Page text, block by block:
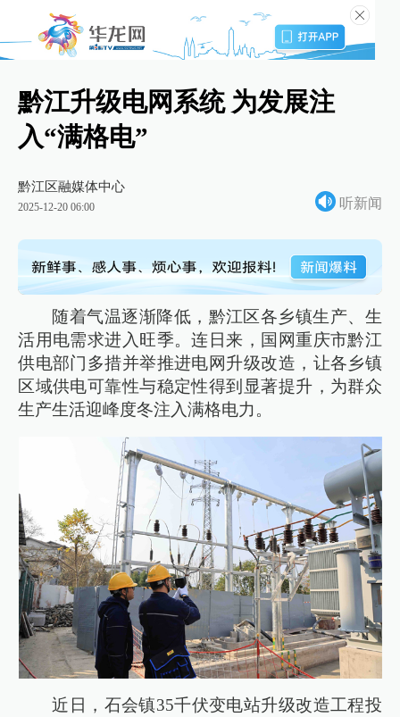
黔江升级电网系统 为发展注
入“满格电”
黔江区融媒体中心
2025-12-20 06:00 听新闻
随着气温逐渐降低，黔江区各乡镇生产、生
活用电需求进入旺季。连日来，国网重庆市黔江
供电部门多措并举推进电网升级改造，让各乡镇
区域供电可靠性与稳定性得到显著提升，为群众
生产生活迎峰度冬注入满格电力。
近日，石会镇35千伏变电站升级改造工程投